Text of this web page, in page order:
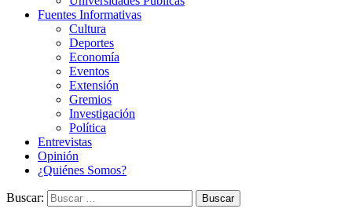
Fuentes Informativas
Cultura
Deportes
Economía
Eventos
Extensión
Gremios
Investigación
Política
Entrevistas
Opinión
¿Quiénes Somos?
Buscar: